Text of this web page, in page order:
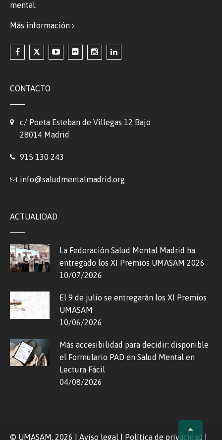
mental.
Más información ›
CONTACTO
c/ Poeta Esteban de Villegas 12 Bajo
28014 Madrid
915 130 243
info@saludmentalmadrid.org
ACTUALIDAD
La Federación Salud Mental Madrid ha
entregado los XI Premios UMASAM 2026
10/07/2026
El 9 de julio se entregarán los XI Premios
UMASAM
10/06/2026
Más accesibilidad para decidir: disponible
el Formulario PAD en Salud Mental en
Lectura Fácil
04/08/2026
© UMASAM, 2026 Aviso legal Política de privacidad